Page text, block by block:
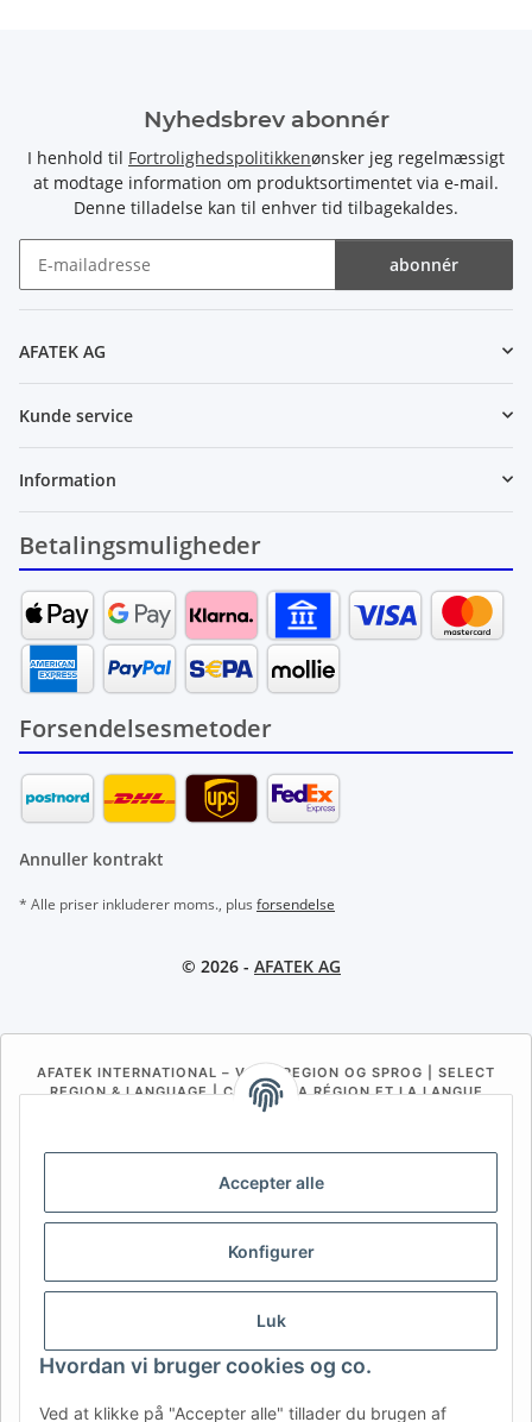
Accepter alle
Konfigurer
Luk
Hvordan vi bruger cookies og co.
Ved at klikke på "Accepter alle" tillader du brugen af
Nyhedsbrev abonnér
I henhold til Fortrolighedspolitikkenønsker jeg regelmæssigt
at modtage information om produktsortimentet via e-mail.
Denne tilladelse kan til enhver tid tilbagekaldes.
abonnér
AFATEK AG
Kunde service
Information
Betalingsmuligheder
Forsendelsesmetoder
Annuller kontrakt
* Alle priser inkluderer moms., plus forsendelse
© 2026 - AFATEK AG
AFATEK INTERNATIONAL – VÆLG REGION OG SPROG | SELECT
REGION & LANGUAGE | CHOISIR LA RÉGION ET LA LANGUE
BE (NL) BE (FR)
FR IT ES DK PL
USA
RO HR